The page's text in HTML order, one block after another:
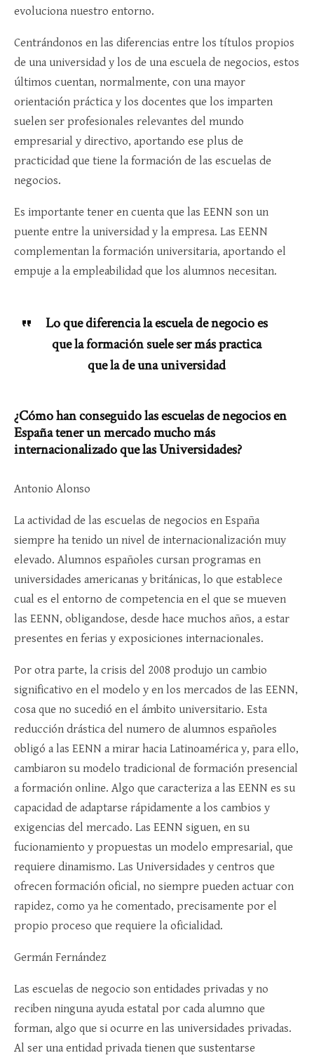
evoluciona nuestro entorno.
Centrándonos en las diferencias entre los títulos propios
de una universidad y los de una escuela de negocios, estos
últimos cuentan, normalmente, con una mayor
orientación práctica y los docentes que los imparten
suelen ser profesionales relevantes del mundo
empresarial y directivo, aportando ese plus de
practicidad que tiene la formación de las escuelas de
negocios.
Es importante tener en cuenta que las EENN son un
puente entre la universidad y la empresa. Las EENN
complementan la formación universitaria, aportando el
empuje a la empleabilidad que los alumnos necesitan.
Lo que diferencia la escuela de negocio es
que la formación suele ser más practica
que la de una universidad
¿Cómo han conseguido las escuelas de negocios en
España tener un mercado mucho más
internacionalizado que las Universidades?
Antonio Alonso
La actividad de las escuelas de negocios en España
siempre ha tenido un nivel de internacionalización muy
elevado. Alumnos españoles cursan programas en
universidades americanas y británicas, lo que establece
cual es el entorno de competencia en el que se mueven
las EENN, obligandose, desde hace muchos años, a estar
presentes en ferias y exposiciones internacionales.
Por otra parte, la crisis del 2008 produjo un cambio
significativo en el modelo y en los mercados de las EENN,
cosa que no sucedió en el ámbito universitario. Esta
reducción drástica del numero de alumnos españoles
obligó a las EENN a mirar hacia Latinoamérica y, para ello,
cambiaron su modelo tradicional de formación presencial
a formación online. Algo que caracteriza a las EENN es su
capacidad de adaptarse rápidamente a los cambios y
exigencias del mercado. Las EENN siguen, en su
fucionamiento y propuestas un modelo empresarial, que
requiere dinamismo. Las Universidades y centros que
ofrecen formación oficial, no siempre pueden actuar con
rapidez, como ya he comentado, precisamente por el
propio proceso que requiere la oficialidad.
Germán Fernández
Las escuelas de negocio son entidades privadas y no
reciben ninguna ayuda estatal por cada alumno que
forman, algo que si ocurre en las universidades privadas.
Al ser una entidad privada tienen que sustentarse